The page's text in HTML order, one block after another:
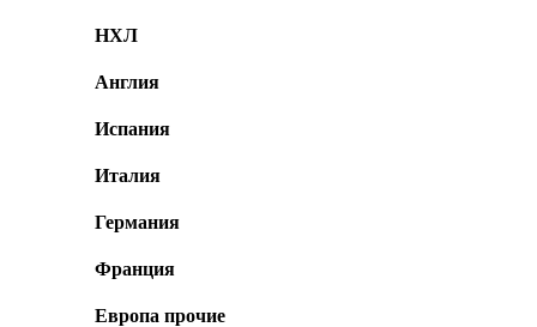
НХЛ
Англия
Испания
Италия
Германия
Франция
Европа прочие